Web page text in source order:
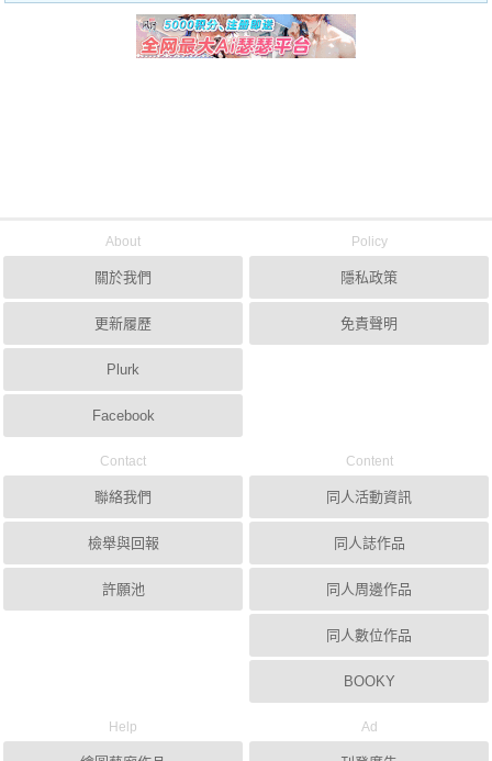
About
關於我們
更新履歷
Plurk
Facebook
Policy
隱私政策
免責聲明
Contact
聯絡我們
檢舉與回報
許願池
Content
同人活動資訊
同人誌作品
同人周邊作品
同人數位作品
BOOKY
Help Ad